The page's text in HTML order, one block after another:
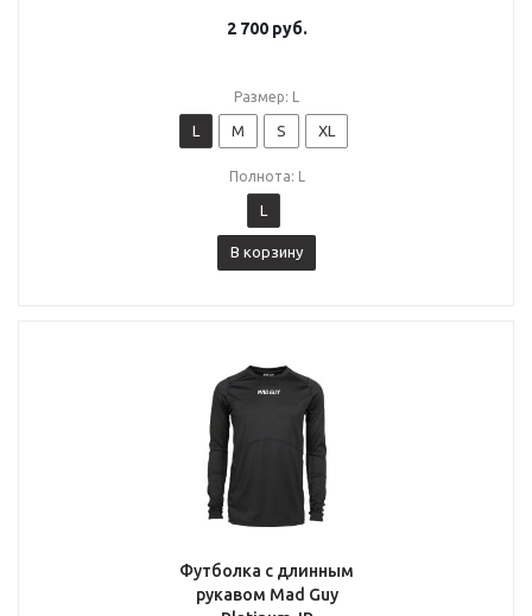
2 700руб.
Размер: L
L M S XL
Полнота: L
L
В корзину
Футболка с длинным
рукавом Mad Guy